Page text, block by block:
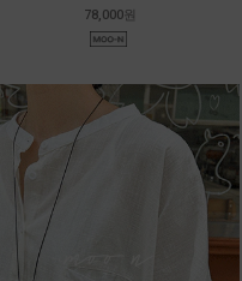
78,000원